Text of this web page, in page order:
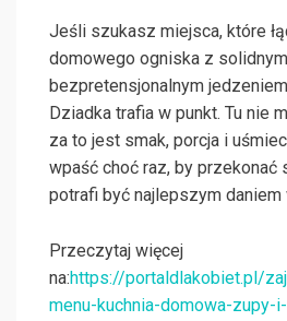
Jeśli szukasz miejsca, które
domowego ogniska z
bezpretensjonalnym
Dziadka trafia w punkt. Tu nie
za to jest smak, porcja i
wpaść choć raz, by przekonać
potrafi być najlepszym daniem
Przeczytaj więcej
na:https://portaldlakobiet.pl/
menu-kuchnia-domowa-zupy-